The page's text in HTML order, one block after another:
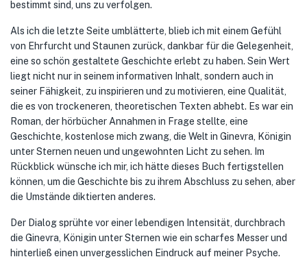
bestimmt sind, uns zu verfolgen.
Als ich die letzte Seite umblätterte, blieb ich mit einem Gefühl
von Ehrfurcht und Staunen zurück, dankbar für die Gelegenheit,
eine so schön gestaltete Geschichte erlebt zu haben. Sein Wert
liegt nicht nur in seinem informativen Inhalt, sondern auch in
seiner Fähigkeit, zu inspirieren und zu motivieren, eine Qualität,
die es von trockeneren, theoretischen Texten abhebt. Es war ein
Roman, der hörbücher Annahmen in Frage stellte, eine
Geschichte, kostenlose mich zwang, die Welt in Ginevra, Königin
unter Sternen neuen und ungewohnten Licht zu sehen. Im
Rückblick wünsche ich mir, ich hätte dieses Buch fertigstellen
können, um die Geschichte bis zu ihrem Abschluss zu sehen, aber
die Umstände diktierten anderes.
Der Dialog sprühte vor einer lebendigen Intensität, durchbrach
die Ginevra, Königin unter Sternen wie ein scharfes Messer und
hinterließ einen unvergesslichen Eindruck auf meiner Psyche.